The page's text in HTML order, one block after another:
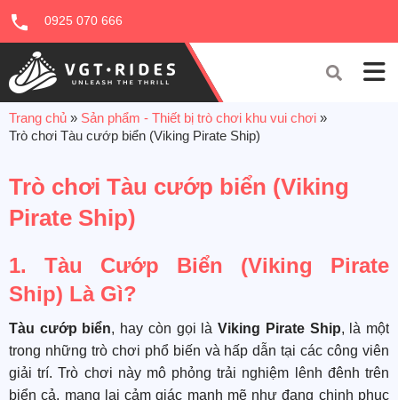
0925 070 666
Trang chủ » Sản phẩm - Thiết bị trò chơi khu vui chơi »
Trò chơi Tàu cướp biển (Viking Pirate Ship)
Trò chơi Tàu cướp biển (Viking
Pirate Ship)
1. Tàu Cướp Biển (Viking Pirate
Ship) Là Gì?
Tàu cướp biển, hay còn gọi làViking Pirate Ship, là một
trong những trò chơi phổ biến và hấp dẫn tại các công viên
giải trí. Trò chơi này mô phỏng trải nghiệm lênh đênh trên
biển cả, mang lại cảm giác mạnh mẽ như đang chinh phục